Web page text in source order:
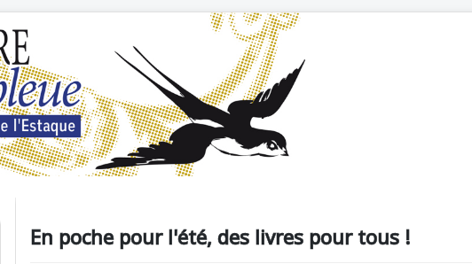
En poche pour l'été, des livres pour tous !